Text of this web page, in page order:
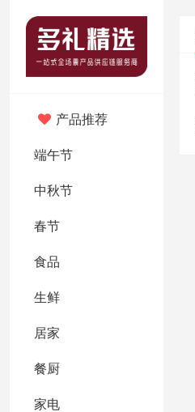
产品推荐
端午节
中秋节
春节
食品
生鲜
居家
餐厨
家电